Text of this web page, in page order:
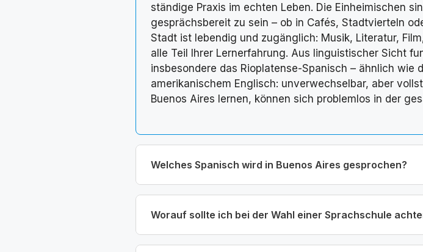
ständige Praxis im echten Leben. Die Einheimischen
gesprächsbereit zu sein – ob in Cafés, Stadtvierteln
Stadt ist lebendig und zugänglich: Musik, Literatur,
alle Teil Ihrer Lernerfahrung. Aus linguistischer Sicht
insbesondere das Rioplatense-Spanisch – ähnlich wie
amerikanischem Englisch: unverwechselbar, aber
Buenos Aires lernen, können sich problemlos in der
Welches Spanisch wird in Buenos Aires gesprochen?
Worauf sollte ich bei der Wahl einer Sprachschule